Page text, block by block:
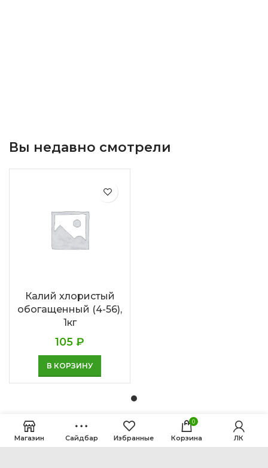
Вы недавно смотрели
Калий хлористый
обогащенный (4-56),
1кг
105 ₽
В КОРЗИНУ
Магазин Сайдбар Избранные
0
Корзина ЛК